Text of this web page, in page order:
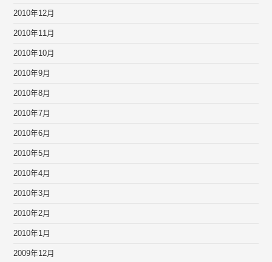
2010年12月
2010年11月
2010年10月
2010年9月
2010年8月
2010年7月
2010年6月
2010年5月
2010年4月
2010年3月
2010年2月
2010年1月
2009年12月